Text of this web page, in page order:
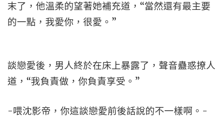
末了，他溫柔的望著她補充道，“當然還有最主要
的一點，我愛你，很愛。”
談戀愛後，男人終於在床上暴露了，聲音蠱惑撩人
道，“我負責做，你負責享受。”
-喂沈影帝，你這談戀愛前後話說的不一樣啊。-